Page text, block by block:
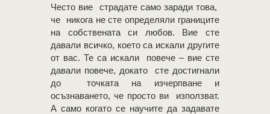
Често вие страдате само заради това,
че никога не сте определяли границите
на собствената си любов. Вие сте
давали всичко, което са искали другите
от вас. Те са искали повече – вие сте
давали повече, докато сте достигнали
до точката на изчерпване и
осъзнаването, че просто ви използват.
А само когато се научите да задавате